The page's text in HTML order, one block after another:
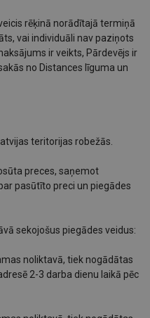
rēķinā norādītajā termiņā
vai individuāli nav paziņots
ir veikts, Pārdevējs ir
no Distances līguma un
teritorijas robežās.
preces, saņemot
pasūtīto preci un piegādes
sekojošus piegādes veidus:
noliktavā, tiek nogādātas
2-3 darba dienu laikā pēc